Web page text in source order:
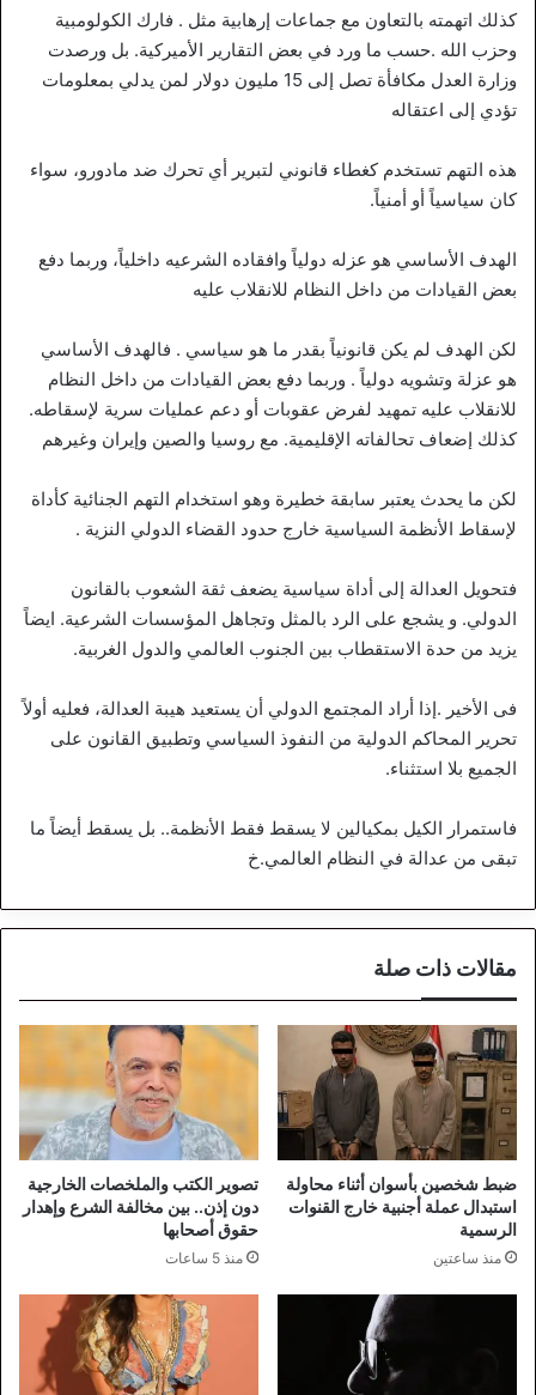
كذلك اتهمته بالتعاون مع جماعات إرهابية مثل . فارك الكولومبية
وحزب الله .حسب ما ورد في بعض التقارير الأميركية. بل ورصدت
وزارة العدل مكافأة تصل إلى 15 مليون دولار لمن يدلي بمعلومات
تؤدي إلى اعتقاله
هذه التهم تستخدم كغطاء قانوني لتبرير أي تحرك ضد مادورو، سواء
كان سياسياً أو أمنياً.
الهدف الأساسي هو عزله دولياً وافقاده الشرعيه داخلياً، وربما دفع
بعض القيادات من داخل النظام للانقلاب عليه
لكن الهدف لم يكن قانونياً بقدر ما هو سياسي . فالهدف الأساسي
هو عزلة وتشويه دولياً . وربما دفع بعض القيادات من داخل النظام
للانقلاب عليه تمهيد لفرض عقوبات أو دعم عمليات سرية لإسقاطه.
كذلك إضعاف تحالفاته الإقليمية. مع روسيا والصين وإيران وغيرهم
لكن ما يحدث يعتبر سابقة خطيرة وهو استخدام التهم الجنائية كأداة
لإسقاط الأنظمة السياسية خارج حدود القضاء الدولي النزية .
فتحويل العدالة إلى أداة سياسية يضعف ثقة الشعوب بالقانون
الدولي. و يشجع على الرد بالمثل وتجاهل المؤسسات الشرعية. ايضاً
يزيد من حدة الاستقطاب بين الجنوب العالمي والدول الغربية.
فى الأخير .إذا أراد المجتمع الدولي أن يستعيد هيبة العدالة، فعليه أولاً
تحرير المحاكم الدولية من النفوذ السياسي وتطبيق القانون على
الجميع بلا استثناء.
فاستمرار الكيل بمكيالين لا يسقط فقط الأنظمة.. بل يسقط أيضاً ما
تبقى من عدالة في النظام العالمي.خ
مقالات ذات صلة
ضبط شخصين بأسوان أثناء محاولة
استبدال عملة أجنبية خارج القنوات
الرسمية
منذ ساعتين
تصوير الكتب والملخصات الخارجية
دون إذن.. بين مخالفة الشرع وإهدار
حقوق أصحابها
منذ 5 ساعات